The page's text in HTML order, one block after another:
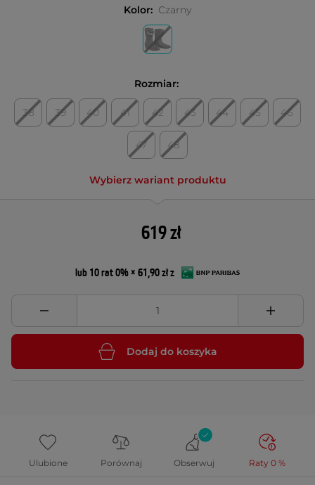
Kolor: Czarny
Rozmiar:
38 39 40 41 42 43 44 45 46
47 48
Wybierz wariant produktu
619 zł
lub 10 rat 0% × 61,90 zł z
Dodaj do koszyka
Ulubione Porównaj Obserwuj Raty 0 %